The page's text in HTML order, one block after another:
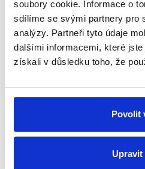
soubory cookie. Informace o
sdílíme se svými partnery pro
analýzy. Partneři tyto údaje
dalšími informacemi, které
získali v důsledku toho, že
Povolit
Upravit
21. března 2021
Předseda Starostů a
bavili o podobě a
opatření v Česku. S jakými